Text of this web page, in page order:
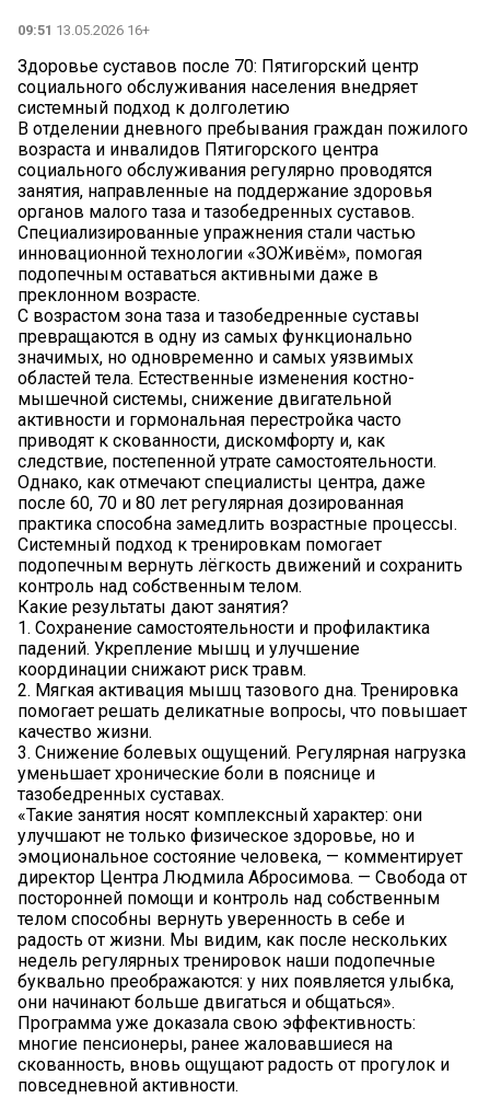
09:51 13.05.2026 16+
Здоровье суставов после 70: Пятигорский центр
социального обслуживания населения внедряет
системный подход к долголетию
В отделении дневного пребывания граждан пожилого
возраста и инвалидов Пятигорского центра
социального обслуживания регулярно проводятся
занятия, направленные на поддержание здоровья
органов малого таза и тазобедренных суставов.
Специализированные упражнения стали частью
инновационной технологии «ЗОЖивём», помогая
подопечным оставаться активными даже в
преклонном возрасте.
С возрастом зона таза и тазобедренные суставы
превращаются в одну из самых функционально
значимых, но одновременно и самых уязвимых
областей тела. Естественные изменения костно-
мышечной системы, снижение двигательной
активности и гормональная перестройка часто
приводят к скованности, дискомфорту и, как
следствие, постепенной утрате самостоятельности.
Однако, как отмечают специалисты центра, даже
после 60, 70 и 80 лет регулярная дозированная
практика способна замедлить возрастные процессы.
Системный подход к тренировкам помогает
подопечным вернуть лёгкость движений и сохранить
контроль над собственным телом.
Какие результаты дают занятия?
1. Сохранение самостоятельности и профилактика
падений. Укрепление мышц и улучшение
координации снижают риск травм.
2. Мягкая активация мышц тазового дна. Тренировка
помогает решать деликатные вопросы, что повышает
качество жизни.
3. Снижение болевых ощущений. Регулярная нагрузка
уменьшает хронические боли в пояснице и
тазобедренных суставах.
«Такие занятия носят комплексный характер: они
улучшают не только физическое здоровье, но и
эмоциональное состояние человека, — комментирует
директор Центра Людмила Абросимова. — Свобода от
посторонней помощи и контроль над собственным
телом способны вернуть уверенность в себе и
радость от жизни. Мы видим, как после нескольких
недель регулярных тренировок наши подопечные
буквально преображаются: у них появляется улыбка,
они начинают больше двигаться и общаться».
Программа уже доказала свою эффективность:
многие пенсионеры, ранее жаловавшиеся на
скованность, вновь ощущают радость от прогулок и
повседневной активности.